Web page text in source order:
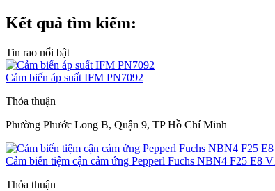
Kết quả tìm kiếm:
Tin rao nổi bật
Cảm biến áp suất IFM PN7092
Thỏa thuận
Phường Phước Long B, Quận 9, TP Hồ Chí Minh
Cảm biến tiệm cận cảm ứng Pepperl Fuchs NBN4 F25 E8
Thỏa thuận